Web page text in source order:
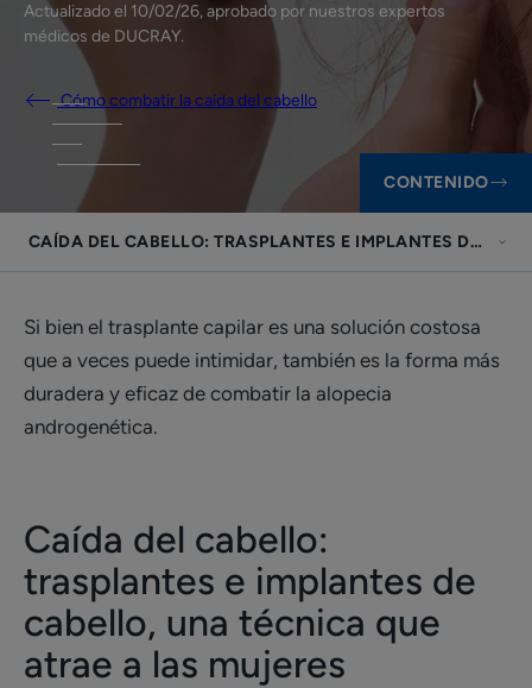
Actualizado el 10/02/26, aprobado por nuestros expertos
médicos de DUCRAY.
Cómo combatir la caída del cabello
CONTENIDO
CAÍDA DEL CABELLO: TRASPLANTES E IMPLANTES DE
Si bien el trasplante capilar es una solución costosa
que a veces puede intimidar, también es la forma más
duradera y eficaz de combatir la alopecia
androgenética.
Caída del cabello:
trasplantes e implantes de
cabello, una técnica que
atrae a las mujeres